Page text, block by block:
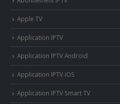
Apple TV
Application IPTV
Application IPTV Android
Application IPTV iOS
Application IPTV Smart TV